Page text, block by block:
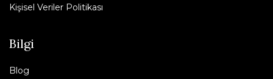
Kişisel Veriler Politikası
Bilgi
Blog